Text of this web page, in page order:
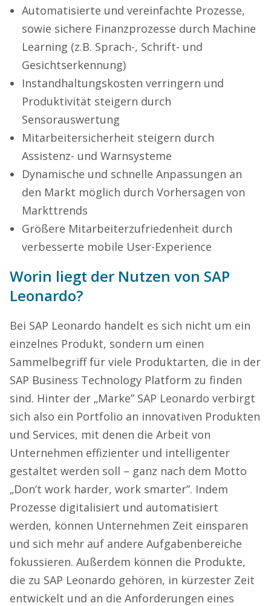
Automatisierte und vereinfachte Prozesse,
sowie sichere Finanzprozesse durch Machine
Learning (z.B. Sprach-, Schrift- und
Gesichtserkennung)
Instandhaltungskosten verringern und
Produktivität steigern durch
Sensorauswertung
Mitarbeitersicherheit steigern durch
Assistenz- und Warnsysteme
Dynamische und schnelle Anpassungen an
den Markt möglich durch Vorhersagen von
Markttrends
Größere Mitarbeiterzufriedenheit durch
verbesserte mobile User-Experience
Worin liegt der Nutzen von SAP
Leonardo?
Bei SAP Leonardo handelt es sich nicht um ein
einzelnes Produkt, sondern um einen
Sammelbegriff für viele Produktarten, die in der
SAP Business Technology Platform zu finden
sind. Hinter der „Marke” SAP Leonardo verbirgt
sich also ein Portfolio an innovativen Produkten
und Services, mit denen die Arbeit von
Unternehmen effizienter und intelligenter
gestaltet werden soll – ganz nach dem Motto
„Don’t work harder, work smarter”. Indem
Prozesse digitalisiert und automatisiert
werden, können Unternehmen Zeit einsparen
und sich mehr auf andere Aufgabenbereiche
fokussieren. Außerdem können die Produkte,
die zu SAP Leonardo gehören, in kürzester Zeit
entwickelt und an die Anforderungen eines